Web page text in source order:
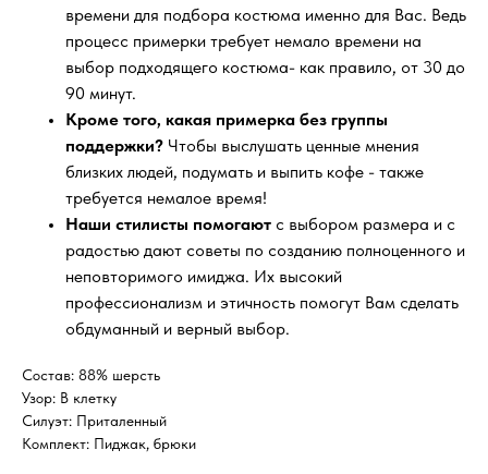
времени для подбора костюма именно для Вас. Ведь
процесс примерки требует немало времени на
выбор подходящего костюма- как правило, от 30 до
90 минут.
Кроме того, какая примерка без группы
поддержки? Чтобы выслушать ценные мнения
близких людей, подумать и выпить кофе - также
требуется немалое время!
Наши стилисты помогают с выбором размера и с
радостью дают советы по созданию полноценного и
неповторимого имиджа. Их высокий
профессионализм и этичность помогут Вам сделать
обдуманный и верный выбор.
Состав: 88% шерсть
Узор: В клетку
Силуэт: Приталенный
Комплект: Пиджак, брюки